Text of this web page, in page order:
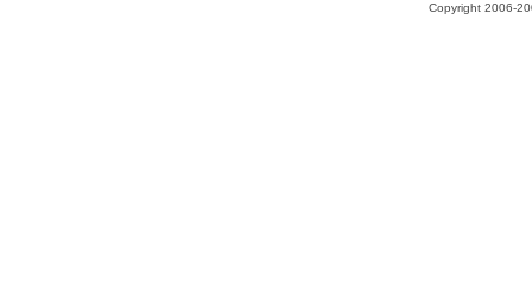
Copyright 2006-